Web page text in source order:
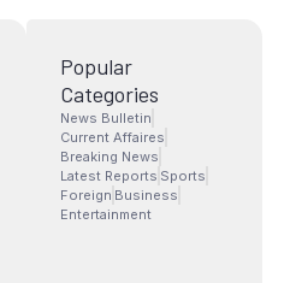
Popular
Categories
News Bulletin
Current Affaires
Breaking News
Latest Reports Sports
Foreign Business
Entertainment